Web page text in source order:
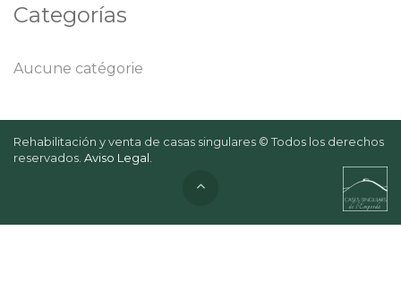
Categorías
Aucune catégorie
Rehabilitación y venta de casas singulares © Todos los derechos
reservados. Aviso Legal